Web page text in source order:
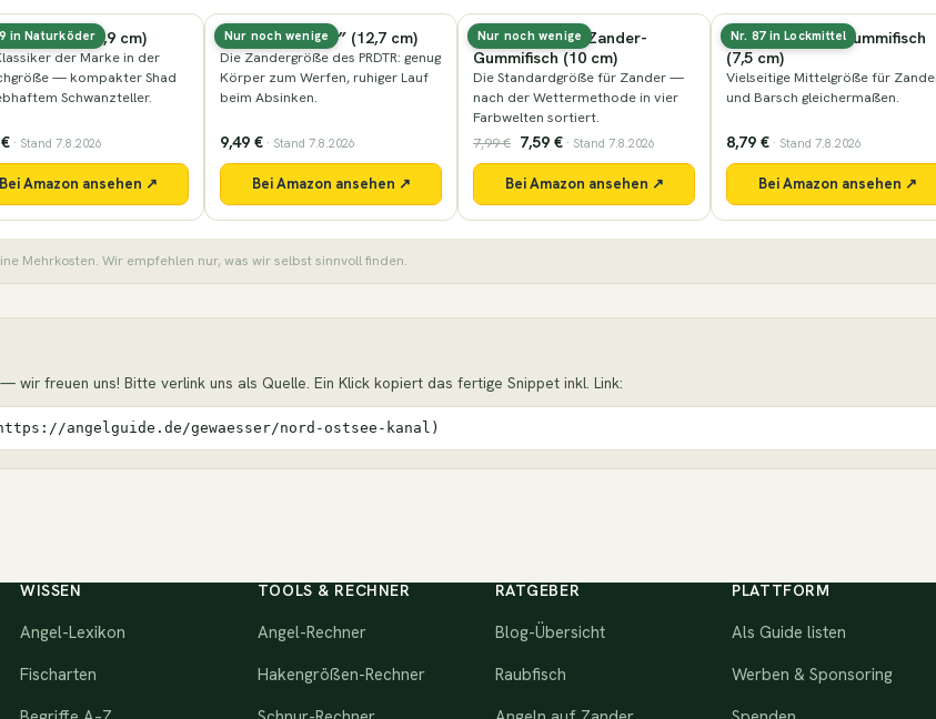
wenige
PRDTR 5,0″ (12,7 cm)
des PRDTR: genug
zum Werfen, ruhiger Lauf
· Stand 7.8.2026
Bei Amazon ansehen ↗
Nur noch wenige
Lieblingsköder Zander-
Gummifisch (10 cm)
Die Standardgröße für Zander —
nach der Wettermethode in vier
7,99 € 7,59 €· Stand 7.8.2026
Bei Amazon ansehen ↗
Nr. 87 in Lockmittel
Lieblingsköder Gummifisch
(7,5 cm)
Vielseitige Mittelgröße für Zander
und Barsch gleichermaßen.
8,79 € · Stand 7.8.2026
Bei Amazon ansehen ↗
ZECK Baitjigger MH 270 (60
g) — Uli Beyer
Seine Signature-Spinnrute fürs
Gummifischangeln — mittlere
289,95 €· Stand 7.8.2026
Bei Amazon ansehen ↗
Mehrkosten. Wir empfehlen nur, was wir selbst sinnvoll finden.
wir freuen uns! Bitte verlink uns als Quelle. Ein Klick kopiert das fertige Snippet inkl. Link:
angelguide.de/gewaesser/nord-ostsee-kanal)
WISSEN
Angel-Lexikon
Fischarten
TOOLS & RECHNER
Angel-Rechner
Hakengrößen-Rechner
RATGEBER
Blog-Übersicht
Raubfisch
PLATTFORM
Als Guide listen
Werben & Sponsoring